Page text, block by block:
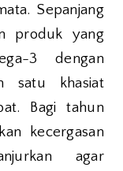
Sepanjang
produk yang
3 dengan
satu khasiat
Bagi tahun
kecergasan
agar